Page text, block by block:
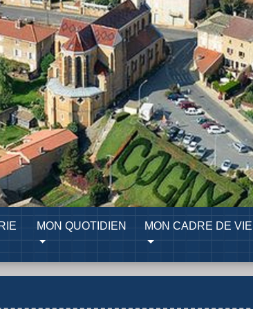
MON QUOTIDIEN MON CADRE DE VIE